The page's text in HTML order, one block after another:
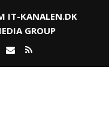
IT-KANALEN.DK
GROUP